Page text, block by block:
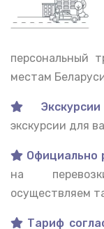
персональный
местам
экскурсии для
Официально
на
осуществляем
Тариф